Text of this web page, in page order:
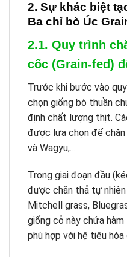
2. Sự khác biệt
Ba chỉ bò Úc
2.1. Quy trình
cốc (Grain-fed)
Trước khi bước vào
chọn giống bò thuần
định chất lượng thịt.
được lựa chọn để
và Wagyu,…
Trong giai đoạn đầu
được chăn thả tự
Mitchell grass,
giống cỏ này chứa
phù hợp với hệ tiêu hóa